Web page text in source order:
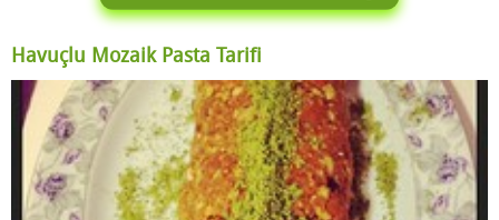
Havuçlu Mozaik Pasta Tarifi